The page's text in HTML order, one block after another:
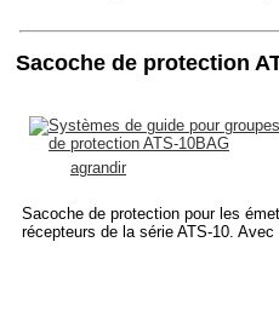
Sacoche de protection
agrandir
Sacoche de protection pour les
récepteurs de la série ATS-10.